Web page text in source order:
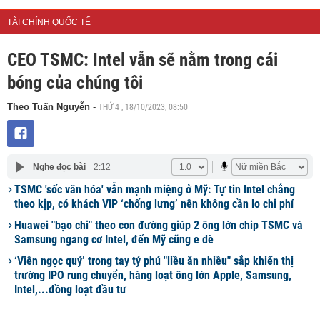
TÀI CHÍNH QUỐC TẾ
CEO TSMC: Intel vẫn sẽ nằm trong cái
bóng của chúng tôi
Theo Tuấn Nguyễn - THỨ 4 , 18/10/2023, 08:50
Nghe đọc bài 2:12
TSMC 'sốc văn hóa' vẫn mạnh miệng ở Mỹ: Tự tin Intel chẳng
theo kịp, có khách VIP ‘chống lưng’ nên không cần lo chi phí
Huawei "bạo chi" theo con đường giúp 2 ông lớn chip TSMC và
Samsung ngang cơ Intel, đến Mỹ cũng e dè
‘Viên ngọc quý’ trong tay tỷ phú "liều ăn nhiều" sắp khiến thị
trường IPO rung chuyển, hàng loạt ông lớn Apple, Samsung,
Intel,...đồng loạt đầu tư